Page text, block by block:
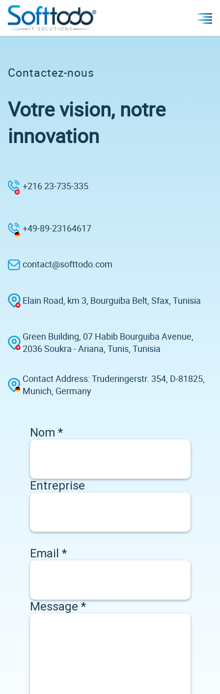
Contactez-nous
Votre vision, notre
innovation
+216 23-735-335
+49-89-23164617
contact@softtodo.com
Elain Road, km 3, Bourguiba Belt, Sfax, Tunisia
Green Building, 07 Habib Bourguiba Avenue,
2036 Soukra - Ariana, Tunis, Tunisia
Contact Address: Truderingerstr. 354, D-81825,
Munich, Germany
Nom *
Entreprise
Email *
Message *